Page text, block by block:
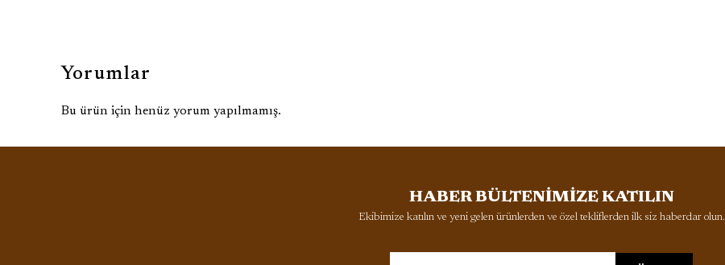
Yorumlar
Bu ürün için henüz yorum yapılmamış.
HABER BÜLTENİMİZE KATILIN
Ekibimize katılın ve yeni gelen ürünlerden ve özel tekliflerden ilk siz haberdar olun.